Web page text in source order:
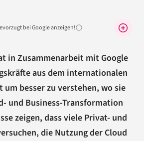
bei Google anzeigen!Warum lohnt sich das?
in Zusammenarbeit mit Google
aus dem internationalen
um besser zu verstehen, wo sie
und Business-Transformation
zeigen, dass viele Privat- und
die Nutzung der Cloud